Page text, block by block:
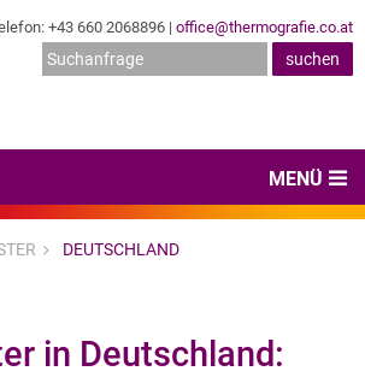
+43 660 2068896 | office@thermografie.co.at
MENÜ
DEUTSCHLAND
in Deutschland: